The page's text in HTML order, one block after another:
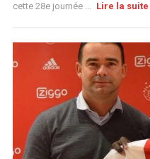
cette 28e journée ... Lire la suite